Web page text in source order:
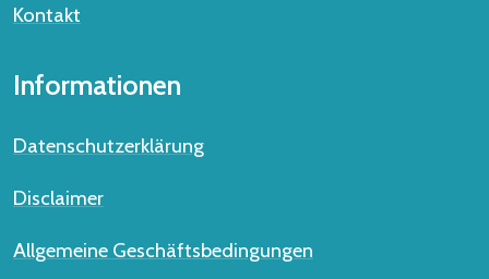
Kontakt
Informationen
Datenschutzerklärung
Disclaimer
Allgemeine Geschäftsbedingungen